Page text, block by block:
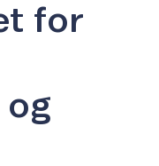
for